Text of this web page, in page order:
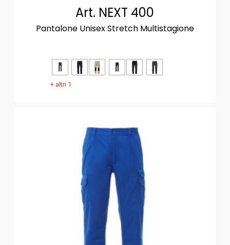
Art. NEXT 400
Pantalone Unisex Stretch Multistagione
+ altri 1